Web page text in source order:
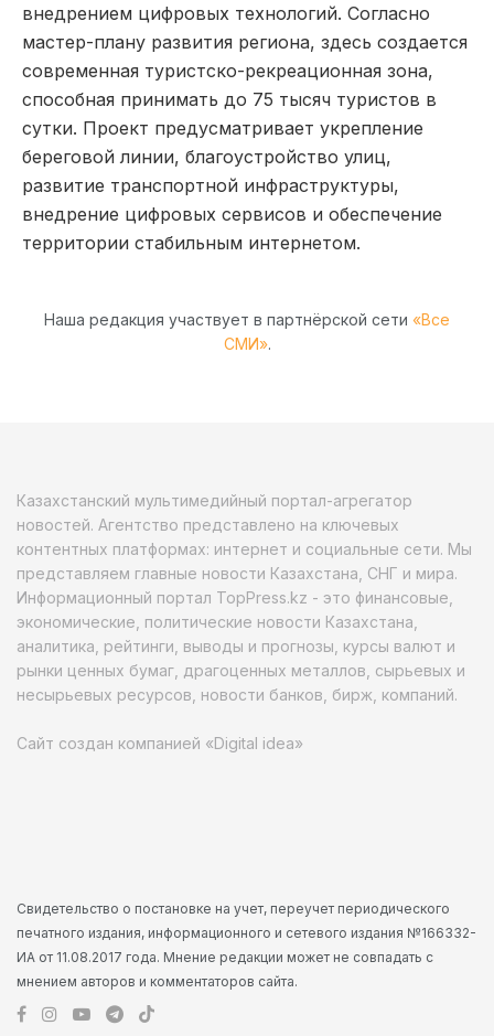
внедрением цифровых технологий. Согласно
мастер-плану развития региона, здесь создается
современная туристско-рекреационная зона,
способная принимать до 75 тысяч туристов в
сутки. Проект предусматривает укрепление
береговой линии, благоустройство улиц,
развитие транспортной инфраструктуры,
внедрение цифровых сервисов и обеспечение
территории стабильным интернетом.
Наша редакция участвует в партнёрской сети «Все
СМИ».
Казахстанский мультимедийный портал-агрегатор
новостей. Агентство представлено на ключевых
контентных платформах: интернет и социальные сети. Мы
представляем главные новости Казахстана, СНГ и мира.
Информационный портал TopPress.kz - это финансовые,
экономические, политические новости Казахстана,
аналитика, рейтинги, выводы и прогнозы, курсы валют и
рынки ценных бумаг, драгоценных металлов, сырьевых и
несырьевых ресурсов, новости банков, бирж, компаний.
Сайт создан компанией «Digital idea»
Свидетельство о постановке на учет, переучет периодического
печатного издания, информационного и сетевого издания №166332-
ИА от 11.08.2017 года. Мнение редакции может не совпадать с
мнением авторов и комментаторов сайта.